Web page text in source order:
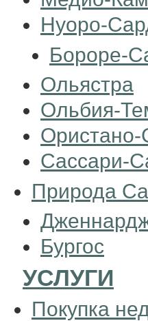
Нуоро-
Бороре-
Ольястра
Ольбия-
Сассари-
Природа
Бургос
УСЛУГИ
Покупка